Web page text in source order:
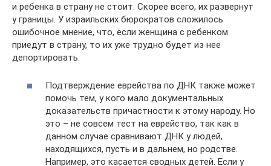
и ребенка в страну не стоит. Скорее всего, их развернут
у границы. У израильских бюрократов сложилось
ошибочное мнение, что, если женщина с ребенком
приедут в страну, то их уже трудно будет из нее
депортировать.
Подтверждение еврейства по ДНК также может
помочь тем, у кого мало документальных
доказательств причастности к этому народу. Но
это – не совсем тест на еврейство, так как в
данном случае сравнивают ДНК у людей,
находящихся, пусть и в дальнем, но родстве.
Например, это касается сводных детей. Если у